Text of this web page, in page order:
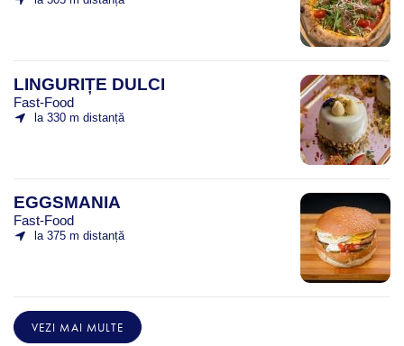
LINGURIȚE DULCI
Fast-Food
la 330 m distanță
EGGSMANIA
Fast-Food
la 375 m distanță
VEZI MAI MULTE